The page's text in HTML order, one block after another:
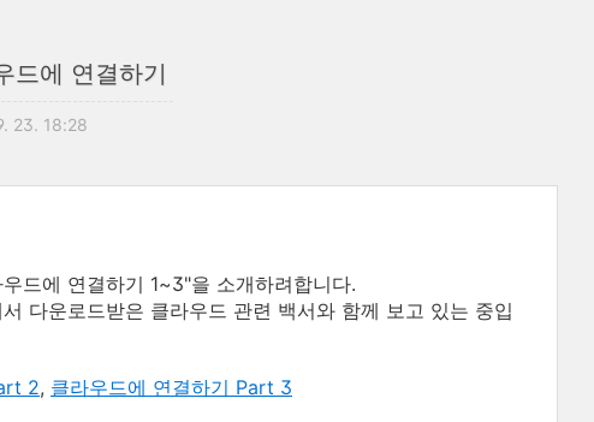
드에 연결하기
23. 18:28
드에 연결하기 1~3"을 소개하려합니다.
다운로드받은 클라우드 관련 백서와 함께 보고 있는 중입
2, 클라우드에 연결하기 Part 3